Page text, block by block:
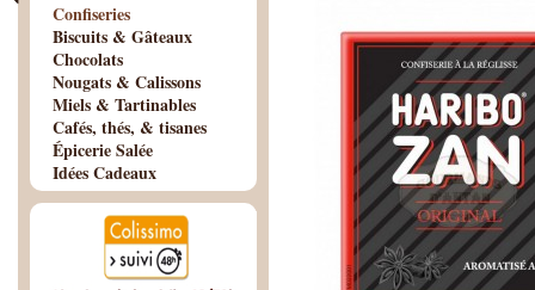
Confiseries
Biscuits & Gâteaux
Chocolats
Nougats & Calissons
Miels & Tartinables
Cafés, thés, & tisanes
Épicerie Salée
Idées Cadeaux